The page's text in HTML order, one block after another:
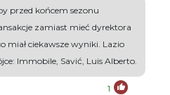
przed końcem sezonu
zamiast mieć dyrektora
miał ciekawsze wyniki. Lazio
Immobile, Savić, Luis Alberto.
1